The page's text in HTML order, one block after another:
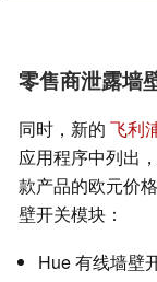
零售商泄露墙
同时，新的 飞利
应用程序中列出
款产品的欧元价
壁开关模块：
Hue 有线墙壁